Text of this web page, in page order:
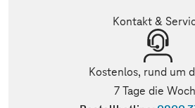
Kontakt &
Kostenlos, rund um
7 Tage die